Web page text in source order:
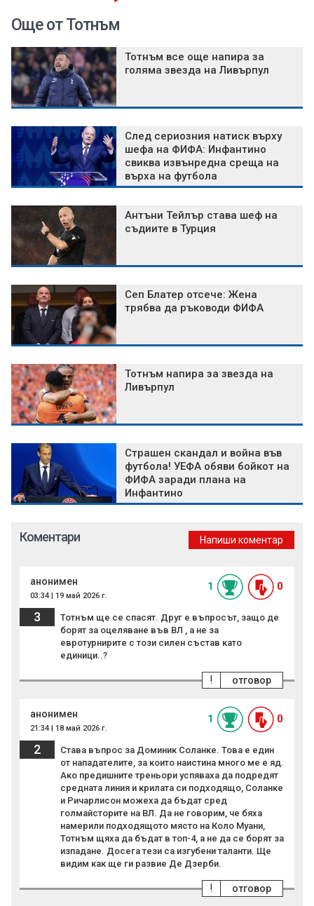
Още от Тотнъм
Тотнъм все още напира за
голяма звезда на Ливърпул
След сериозния натиск върху
шефа на ФИФА: Инфантино
свиква извънредна среща на
върха на футбола
Антъни Тейлър става шеф на
съдиите в Турция
Сеп Блатер отсече: Жена
трябва да ръководи ФИФА
Тотнъм напира за звезда на
Ливърпул
Страшен скандал и война във
футбола! УЕФА обяви бойкот на
ФИФА заради плана на
Инфантино
Коментари Напиши коментар
анонимен
03:34 | 19 май 2026 г.
1 0
3
Тотнъм ще се спасят. Друг е въпросът, защо де
борят за оцеляване във ВЛ , а не за
евротурнирите с този силен състав като
единици..?
отговор
!
анонимен
21:34 | 18 май 2026 г.
1 0
2
Става въпрос за Доминик Соланке. Това е един
от нападателите, за които наистина много ме е яд.
Ако предишните треньори успяваха да подредят
средната линия и крилата си подходящо, Соланке
и Ричарлисон можеха да бъдат сред
голмайсторите на ВЛ. Да не говорим, че бяха
намерили подходящото място на Коло Муани,
Тотнъм щяха да бъдат в топ-4, а не да се борят за
изпадане. Досега тези са изгубени таланти. Ще
видим как ще ги развие Де Дзерби.
отговор
!